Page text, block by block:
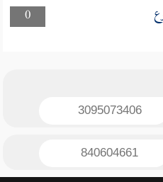
0
3095073406
840604661